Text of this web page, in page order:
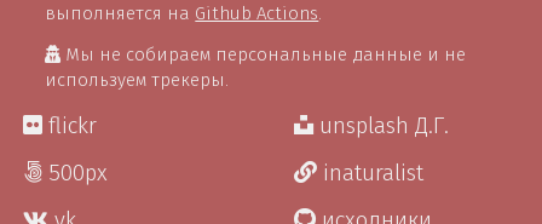
выполняется на Github Actions
Мы не собираем персональные данные и не
используем трекеры.
flickr
500px
unsplash Д.Г.
inaturalist